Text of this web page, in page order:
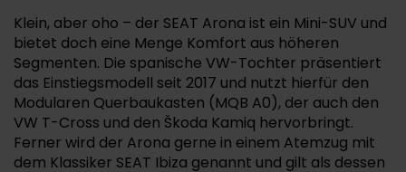
Klein, aber oho – der SEAT Arona ist ein Mini-SUV und
bietet doch eine Menge Komfort aus höheren
Segmenten. Die spanische VW-Tochter präsentiert
das Einstiegsmodell seit 2017 und nutzt hierfür den
Modularen Querbaukasten (MQB A0), der auch den
VW T-Cross und den Škoda Kamiq hervorbringt.
Ferner wird der Arona gerne in einem Atemzug mit
dem Klassiker SEAT Ibiza genannt und gilt als dessen